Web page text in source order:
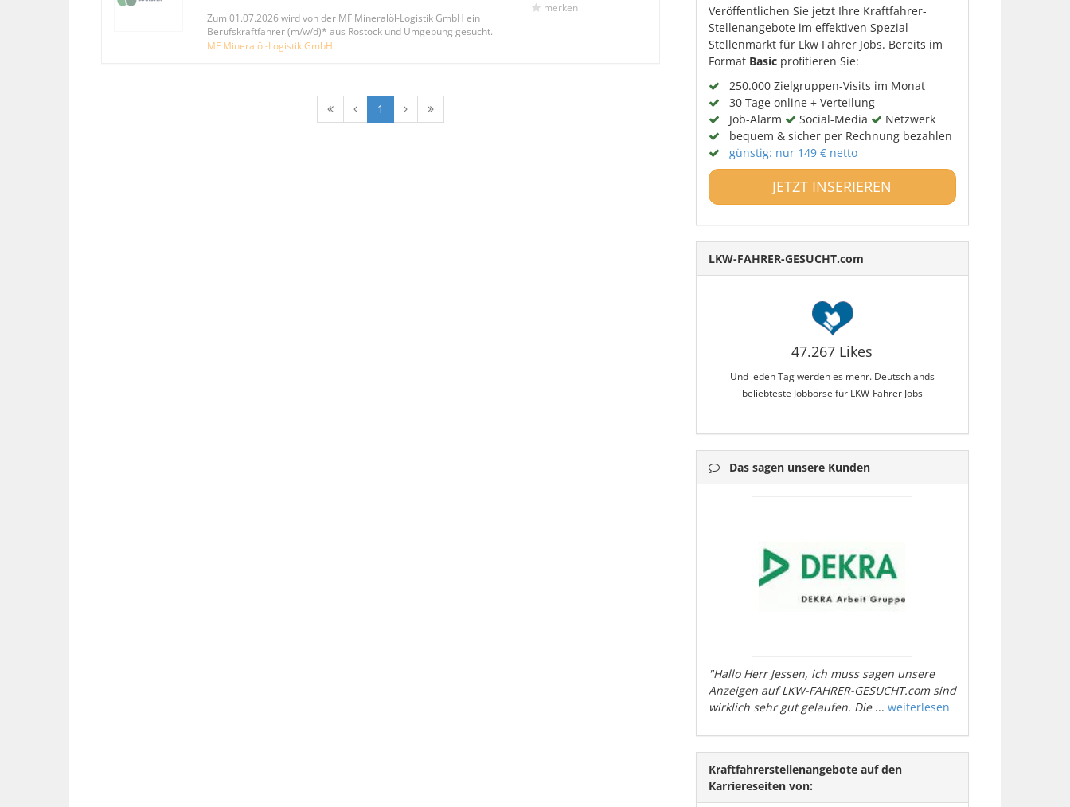
Zum 01.07.2026 wird von der MF Mineralöl-Logistik GmbH ein
Berufskraftfahrer (m/w/d)* aus Rostock und Umgebung gesucht.
MF Mineralöl-Logistik GmbH
merken
1
Veröffentlichen Sie jetzt Ihre Kraftfahrer-
Stellenangebote im effektiven Spezial-
Stellenmarkt für Lkw Fahrer Jobs. Bereits im
Format Basicprofitieren Sie:
250.000 Zielgruppen-Visits im Monat
30 Tage online + Verteilung
Job-Alarm
Social-Media
Netzwerk
bequem & sicher per Rechnung bezahlen
günstig: nur 149 € netto
JETZT INSERIEREN
LKW-FAHRER-GESUCHT.com
47.267 Likes
Und jeden Tag werden es mehr. Deutschlands
beliebteste Jobbörse für LKW-Fahrer Jobs
Das sagen unsere Kunden
"Hallo Herr Jessen, ich muss sagen unsere
Anzeigen auf LKW-FAHRER-GESUCHT.com sind
wirklich sehr gut gelaufen. Die... weiterlesen
Kraftfahrerstellenangebote auf den
Karriereseiten von: